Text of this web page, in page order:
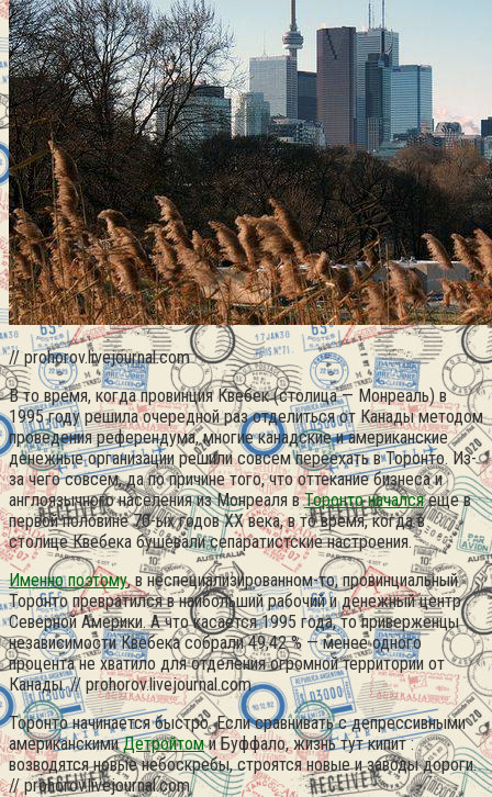
// prohorov.livejournal.com
В то время, когда провинция Квебек (столица — Монреаль) в
1995 году решила очередной раз отделиться от Канады методом
проведения референдума, многие канадские и американские
денежные организации решили совсем переехать в Торонто. Из-
за чего совсем, да по причине того, что оттекание бизнеса и
англоязычного населения из Монреаля вТоронто началсяеще в
первой половине 70-ых годов XX века, в то время, когда в
столице Квебека бушевали сепаратистские настроения.
Именно поэтому, в неспециализированном-то, провинциальный
Торонто превратился в наибольший рабочий и денежный центр
Северной Америки. А что касается 1995 года, то приверженцы
независимости Квебека собрали 49,42 % — менее одного
процента не хватило для отделения огромной территории от
Канады. // prohorov.livejournal.com
Торонто начинается быстро. Если сравнивать с депрессивными
американскимиДетройтоми Буффало, жизнь тут кипит :
возводятся новые небоскребы, строятся новые и заводы дороги.
// prohorov.livejournal.com